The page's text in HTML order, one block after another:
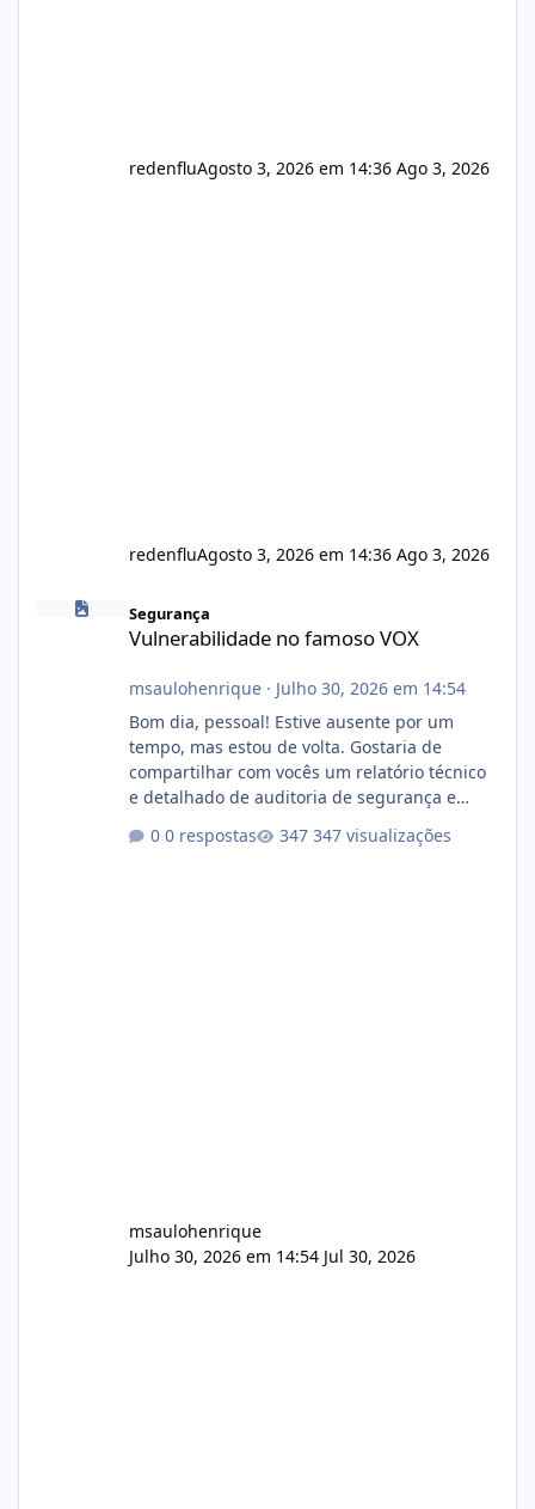
redenfluAgosto 3, 2026 em 14:36 Ago 3, 2026
redenfluAgosto 3, 2026 em 14:36 Ago 3, 2026
Vulnerabilidade no famoso VOX
Segurança
Vulnerabilidade no famoso VOX
msaulohenrique· Julho 30, 2026 em 14:54
Bom dia, pessoal! Estive ausente por um
tempo, mas estou de volta. Gostaria de
compartilhar com vocês um relatório técnico
e detalhado de auditoria de segurança e
atualmente em circulação e comercialização
0 respostas 347 visualizações
msaulohenrique
Julho 30, 2026 em 14:54 Jul 30, 2026